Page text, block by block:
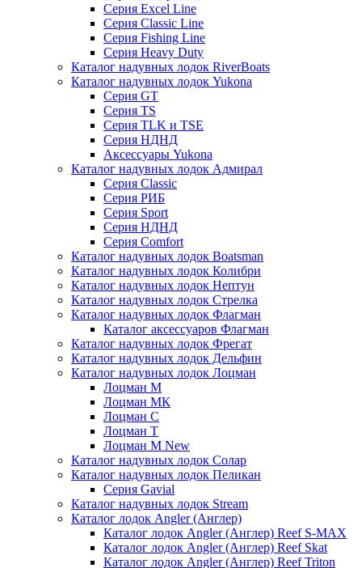
Серия Excel Line
Серия Classic Line
Серия Fishing Line
Серия Heavy Duty
Каталог надувных лодок RiverBoats
Каталог надувных лодок Yukona
Серия GT
Серия TS
Серия TLK и TSE
Серия НДНД
Аксессуары Yukona
Каталог надувных лодок Адмирал
Серия Classic
Серия РИБ
Серия Sport
Серия НДНД
Серия Comfort
Каталог надувных лодок Boatsman
Каталог надувных лодок Колибри
Каталог надувных лодок Нептун
Каталог надувных лодок Стрелка
Каталог надувных лодок Флагман
Каталог аксессуаров Флагман
Каталог надувных лодок Фрегат
Каталог надувных лодок Дельфин
Каталог надувных лодок Лоцман
Лоцман М
Лоцман МК
Лоцман С
Лоцман Т
Лоцман М New
Каталог надувных лодок Солар
Каталог надувных лодок Пеликан
Серия Gavial
Каталог надувных лодок Stream
Каталог лодок Angler (Англер)
Каталог лодок Angler (Англер) Reef S-MAX
Каталог лодок Angler (Англер) Reef Skat
Каталог лодок Angler (Англер) Reef Triton